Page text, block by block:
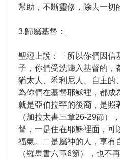
幫助，不斷靈修，除去一切
3.歸屬基督：
聖經上說：「所以你們因信
子，你們受洗歸入基督的，
猶太人、希利尼人、自主的
為你們在基督耶穌裡，都成
就是亞伯拉罕的後裔，是照
（加拉太書三章26-29節）
督，一是住在耶穌裡面，可
福氣。二是屬神的人，享有
（羅馬書六章6節），也不